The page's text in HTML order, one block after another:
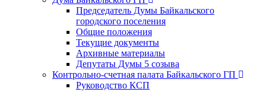
Председатель Думы Байкальского
городского поселения
Общие положения
Текущие документы
Архивные материалы
Депутаты Думы 5 созыва
Контрольно-счетная палата Байкальского ГП
Руководство КСП